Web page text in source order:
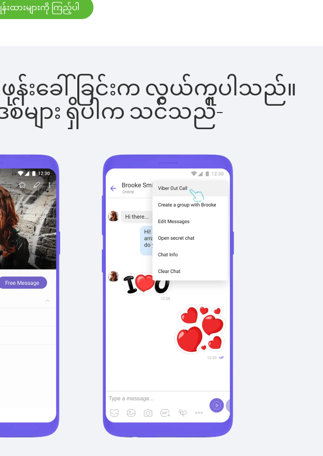
ားများကို ကြည့်ပါ
ဖုန်းခေါ်ခြင်းက လွယ်ကူပါသည်။
များ ရှိပါက သင်သည်-